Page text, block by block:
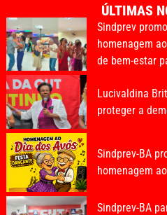
ÚLTIMAS
Sindprev
homenagem
de bem-estar
Lucivaldina
proteger a
Sindprev-BA
homenagem
Sindprev-BA